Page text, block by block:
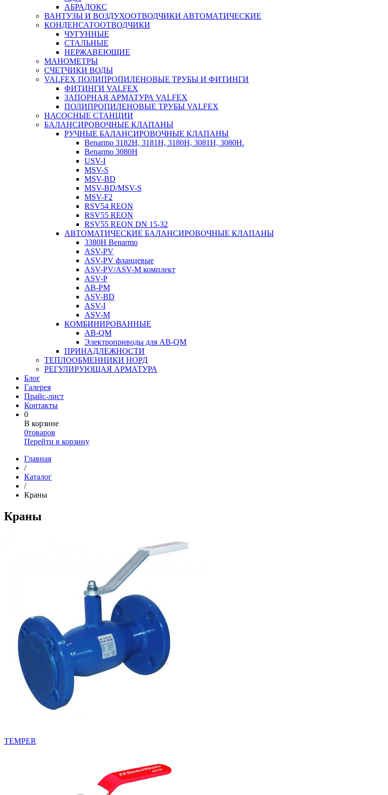
АБРАДОКС
ВАНТУЗЫ И ВОЗДУХООТВОДЧИКИ АВТОМАТИЧЕСКИЕ
КОНДЕНСАТООТВОДЧИКИ
ЧУГУННЫЕ
СТАЛЬНЫЕ
НЕРЖАВЕЮЩИЕ
МАНОМЕТРЫ
СЧЕТЧИКИ ВОДЫ
VALFEX ПОЛИПРОПИЛЕНОВЫЕ ТРУБЫ И ФИТИНГИ
ФИТИНГИ VALFEX
ЗАПОРНАЯ АРМАТУРА VALFEX
ПОЛИПРОПИЛЕНОВЫЕ ТРУБЫ VALFEX
НАСОСНЫЕ СТАНЦИИ
БАЛАНСИРОВОЧНЫЕ КЛАПАНЫ
РУЧНЫЕ БАЛАНСИРОВОЧНЫЕ КЛАПАНЫ
Benarmo 3182H, 3181Н, 3180Н, 3081Н, 3080Н.
Benarmo 3080H
USV-I
MSV-S
MSV-BD
MSV-BD/MSV-S
MSV-F2
RSV54 REON
RSV55 REON
RSV55 REON DN 15-32
АВТОМАТИЧЕСКИЕ БАЛАНСИРОВОЧНЫЕ КЛАПАНЫ
3380H Benarmo
ASV-PV
ASV-PV фланцевые
ASV-PV/ASV-M комплект
ASV-P
AB-PM
ASV-BD
ASV-I
ASV-M
КОМБИНИРОВАННЫЕ
AB-QM
Электроприводы для AB-QM
ПРИНАДЛЕЖНОСТИ
ТЕПЛООБМЕННИКИ НОРД
РЕГУЛИРУЮЩАЯ АРМАТУРА
Блог
Галерея
Прайс-лист
Контакты
0
В корзине
0товаров
Перейти в корзину
Главная
/
Каталог
/
Краны
Краны
TEMPER